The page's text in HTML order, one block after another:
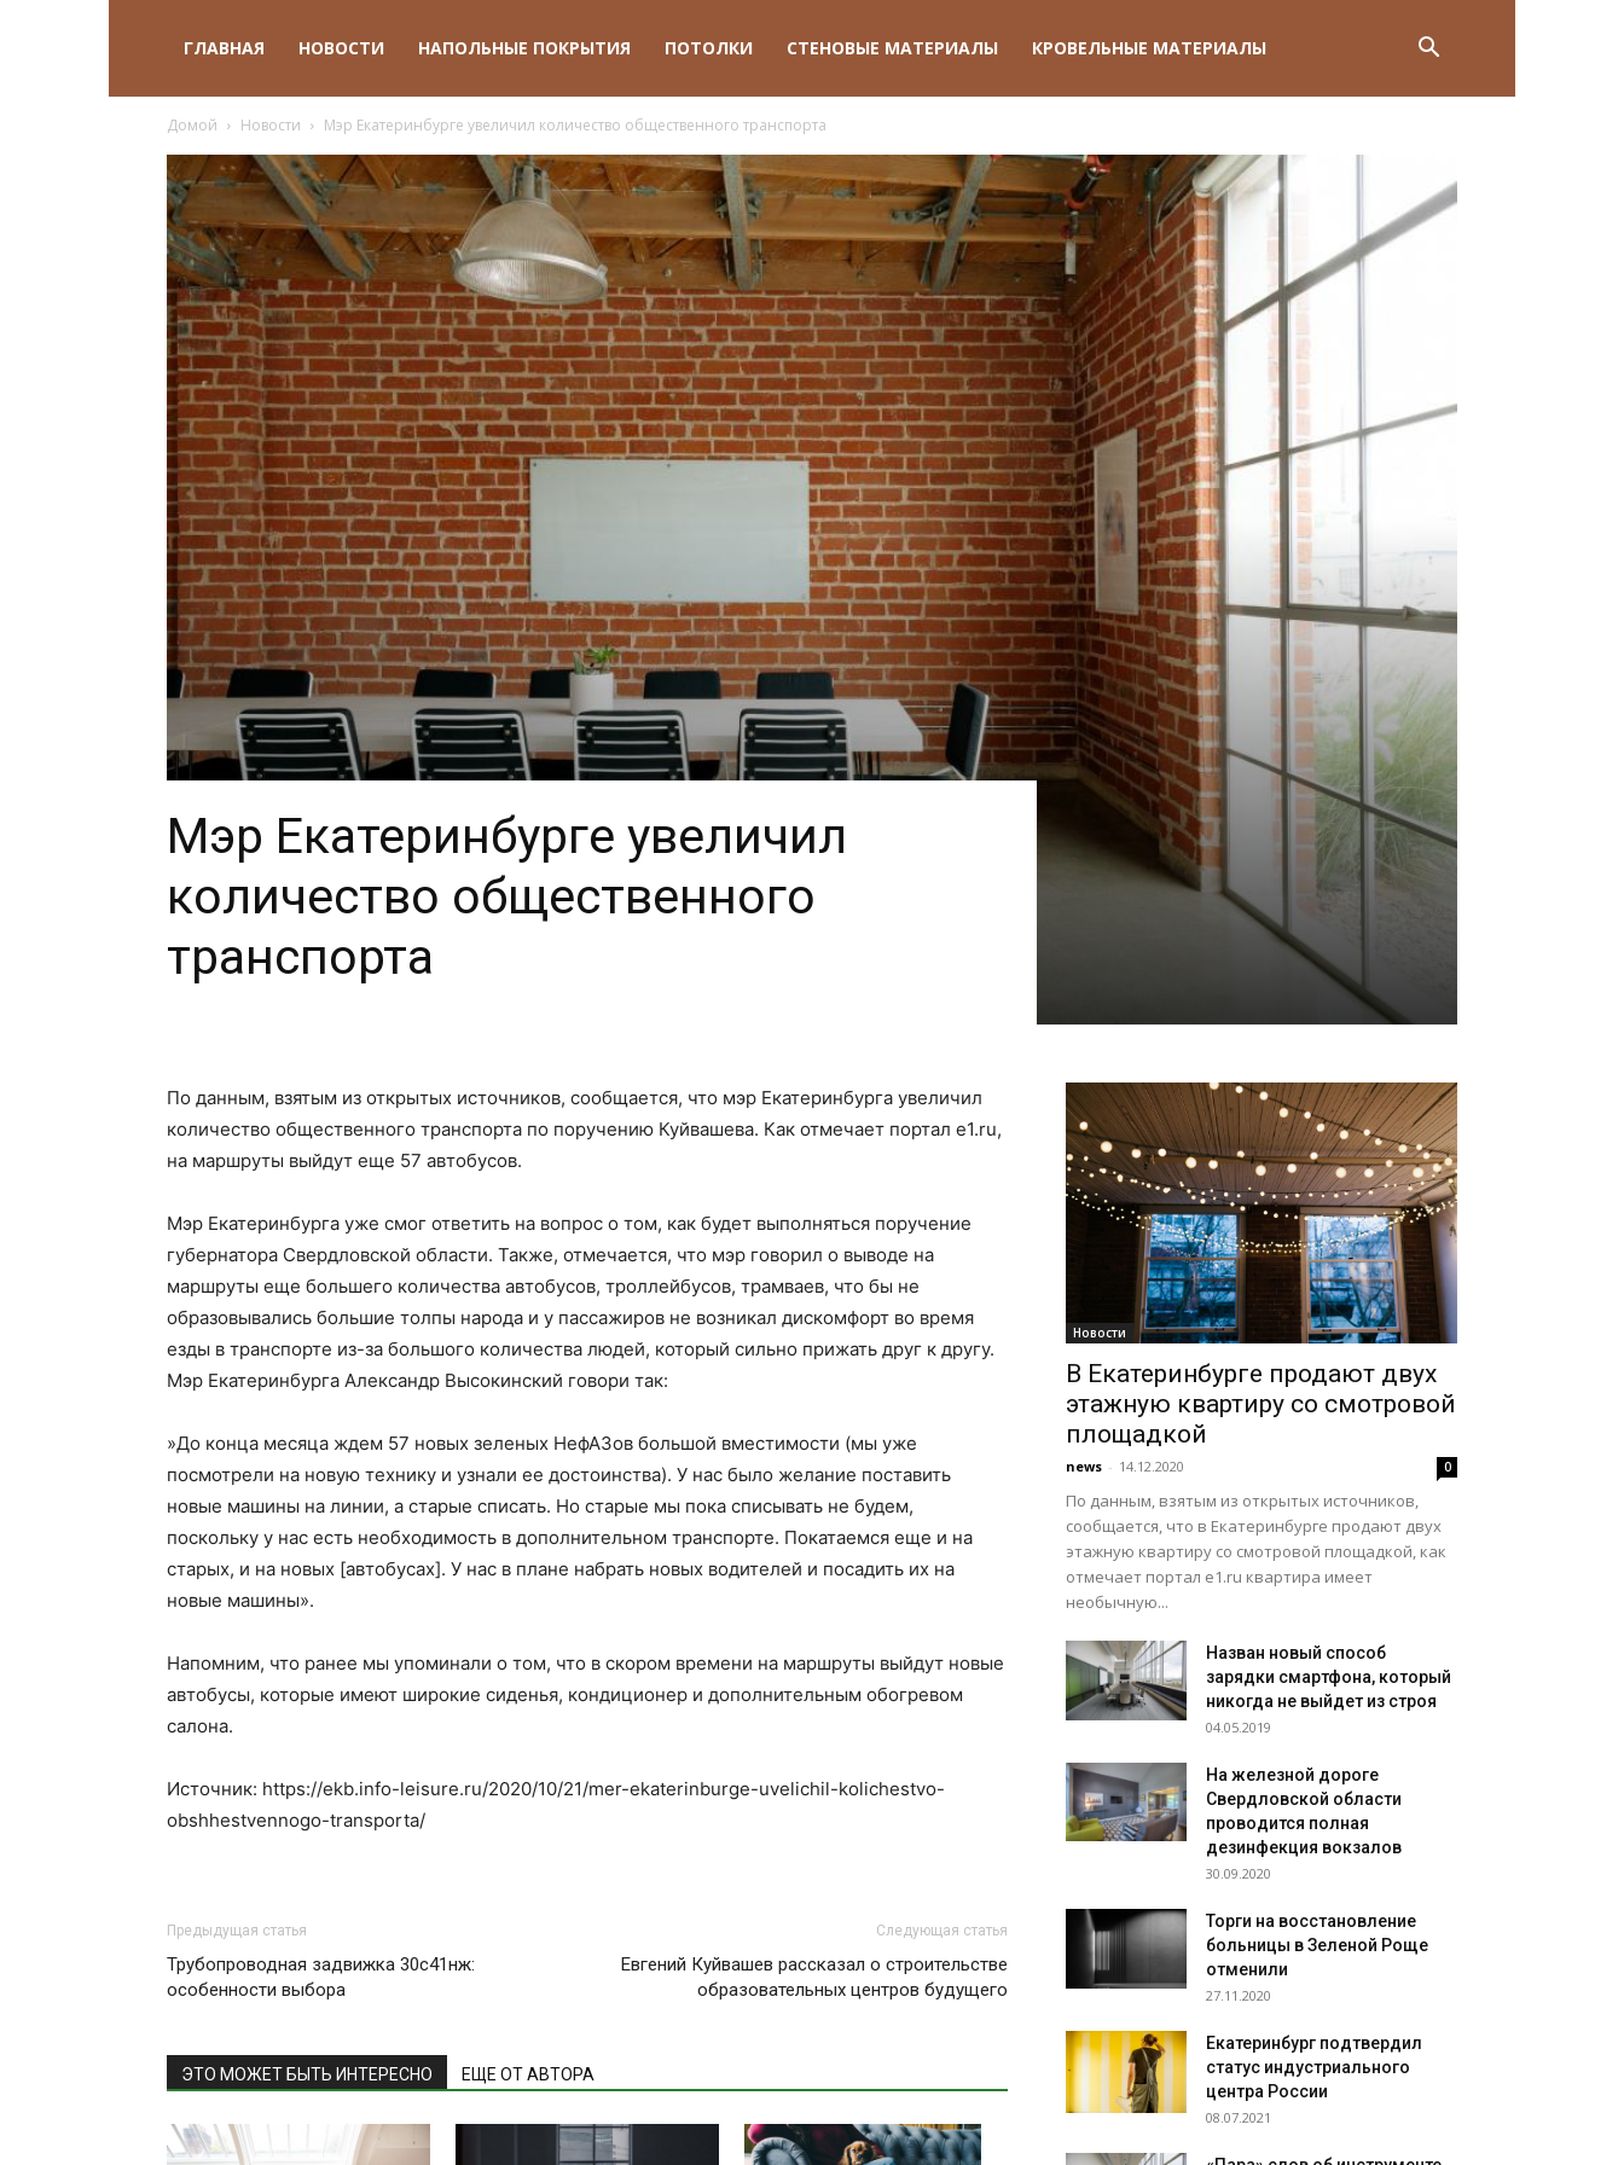
ГЛАВНАЯ НОВОСТИ НАПОЛЬНЫЕ ПОКРЫТИЯ ПОТОЛКИ СТЕНОВЫЕ МАТЕРИАЛЫ КРОВЕЛЬНЫЕ МАТЕРИАЛЫ
Домой Новости Мэр Екатеринбурге увеличил количество общественного транспорта
Мэр Екатеринбурге увеличил
количество общественного
транспорта
По данным, взятым из открытых источников, сообщается, что мэр Екатеринбурга увеличил
количество общественного транспорта по поручению Куйвашева. Как отмечает портал e1.ru,
на маршруты выйдут еще 57 автобусов.
Мэр Екатеринбурга уже смог ответить на вопрос о том, как будет выполняться поручение
губернатора Свердловской области. Также, отмечается, что мэр говорил о выводе на
маршруты еще большего количества автобусов, троллейбусов, трамваев, что бы не
образовывались большие толпы народа и у пассажиров не возникал дискомфорт во время
езды в транспорте из-за большого количества людей, который сильно прижать друг к другу.
Мэр Екатеринбурга Александр Высокинский говори так:
»До конца месяца ждем 57 новых зеленых НефАЗов большой вместимости (мы уже
посмотрели на новую технику и узнали ее достоинства). У нас было желание поставить
новые машины на линии, а старые списать. Но старые мы пока списывать не будем,
поскольку у нас есть необходимость в дополнительном транспорте. Покатаемся еще и на
старых, и на новых [автобусах]. У нас в плане набрать новых водителей и посадить их на
новые машины».
Напомним, что ранее мы упоминали о том, что в скором времени на маршруты выйдут новые
автобусы, которые имеют широкие сиденья, кондиционер и дополнительным обогревом
салона.
Источник: https://ekb.info-leisure.ru/2020/10/21/mer-ekaterinburge-uvelichil-kolichestvo-
obshhestvennogo-transporta/
Предыдущая статья
Трубопроводная задвижка 30с41нж:
особенности выбора
Следующая статья
Евгений Куйвашев рассказал о строительстве
образовательных центров будущего
ЭТО МОЖЕТ БЫТЬ ИНТЕРЕСНО ЕЩЕ ОТ АВТОРА
Новости
В Екатеринбурге продают двух
этажную квартиру со смотровой
площадкой
news - 14.12.2020 0
По данным, взятым из открытых источников,
сообщается, что в Екатеринбурге продают двух
этажную квартиру со смотровой площадкой, как
отмечает портал e1.ru квартира имеет
необычную...
Назван новый способ
зарядки смартфона, который
никогда не выйдет из строя
04.05.2019
На железной дороге
Свердловской области
проводится полная
дезинфекция вокзалов
30.09.2020
Торги на восстановление
больницы в Зеленой Роще
отменили
27.11.2020
Екатеринбург подтвердил
статус индустриального
центра России
08.07.2021